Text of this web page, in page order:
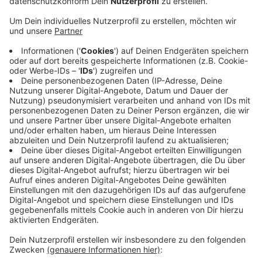
Auf der Homepage der Stadt finden die Bürgerinnen
und Bürger jetzt eine Liste von Anlaufstellen, an denen
im Fall eines Stromausfalls ein Notruf abgegeben
werden kann. Außerdem werden alle sogenannten
Leuchttürme aufgezählt, also die Standorte, an denen
die Bürger im Ernstfall aktuelle Informationen
bekommen können. Auch persönliche
Vorkehrungsmaßnahmen werden beschrieben, zum
Beispiel mit einer Vorratsliste.
Die Stadt rät dazu, den doppelseitigen Infoflyer auf
der Homepage direkt auszudrucken, den gibtshier. Der
Flyer liegt auch im Rathaus, Bürgerbüro und in der
Stadtbibliothek aus.
Anzeige